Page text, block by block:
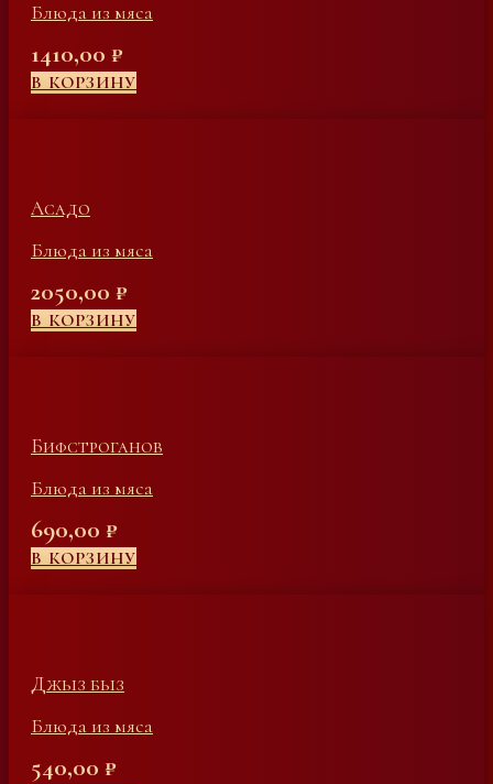
Блюда из мяса
1410,00 ₽
В КОРЗИНУ
Асадо
Блюда из мяса
2050,00 ₽
В КОРЗИНУ
Бифстроганов
Блюда из мяса
690,00 ₽
В КОРЗИНУ
Джыз быз
Блюда из мяса
540,00 ₽